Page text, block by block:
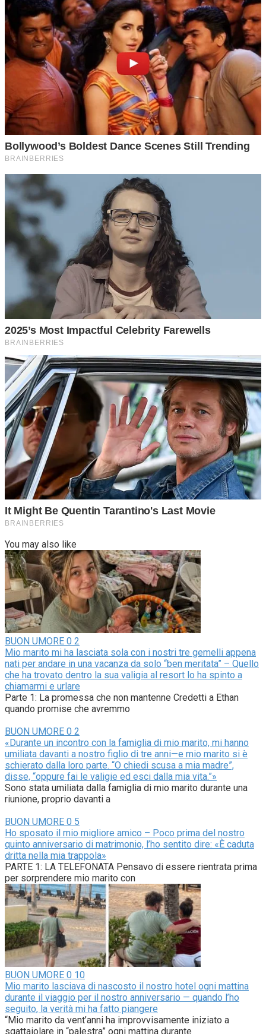
You may also like
BUON UMORE 0 2
Mio marito mi ha lasciata sola con i nostri tre gemelli appena
nati per andare in una vacanza da solo “ben meritata” – Quello
che ha trovato dentro la sua valigia al resort lo ha spinto a
chiamarmi e urlare
Parte 1: La promessa che non mantenne Credetti a Ethan
quando promise che avremmo
BUON UMORE 0 2
«Durante un incontro con la famiglia di mio marito, mi hanno
umiliata davanti a nostro figlio di tre anni—e mio marito si è
schierato dalla loro parte. “O chiedi scusa a mia madre”,
disse, “oppure fai le valigie ed esci dalla mia vita.”»
Sono stata umiliata dalla famiglia di mio marito durante una
riunione, proprio davanti a
BUON UMORE 0 5
Ho sposato il mio migliore amico – Poco prima del nostro
quinto anniversario di matrimonio, l’ho sentito dire: «È caduta
dritta nella mia trappola»
PARTE 1: LA TELEFONATA Pensavo di essere rientrata prima
per sorprendere mio marito con
BUON UMORE 0 10
Mio marito lasciava di nascosto il nostro hotel ogni mattina
durante il viaggio per il nostro anniversario — quando l’ho
seguito, la verità mi ha fatto piangere
“Mio marito da vent’anni ha improvvisamente iniziato a
sgattaiolare in “palestra” ogni mattina durante